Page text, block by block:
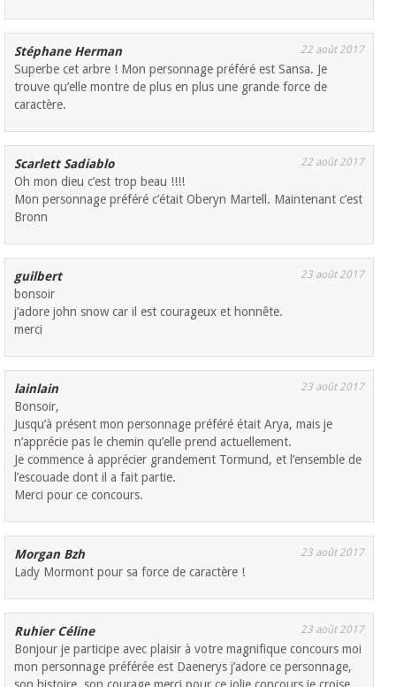
Stéphane Herman 22 août 2017
Superbe cet arbre ! Mon personnage préféré est Sansa. Je
trouve qu’elle montre de plus en plus une grande force de
caractère.
Scarlett Sadiablo 22 août 2017
Oh mon dieu c’est trop beau !!!!
Mon personnage préféré c’était Oberyn Martell. Maintenant c’est
Bronn
guilbert 23 août 2017
bonsoir
j’adore john snow car il est courageux et honnête.
merci
lainlain 23 août 2017
Bonsoir,
Jusqu’à présent mon personnage préféré était Arya, mais je
n’apprécie pas le chemin qu’elle prend actuellement.
Je commence à apprécier grandement Tormund, et l’ensemble de
l’escouade dont il a fait partie.
Merci pour ce concours.
Morgan Bzh 23 août 2017
Lady Mormont pour sa force de caractère !
Ruhier Céline 23 août 2017
Bonjour je participe avec plaisir à votre magnifique concours moi
mon personnage préférée est Daenerys j’adore ce personnage,
son histoire, son courage merci pour ce jolie concours je croise